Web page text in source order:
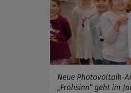
Neue Photovoltaik-
„Frohsinn“ geht im